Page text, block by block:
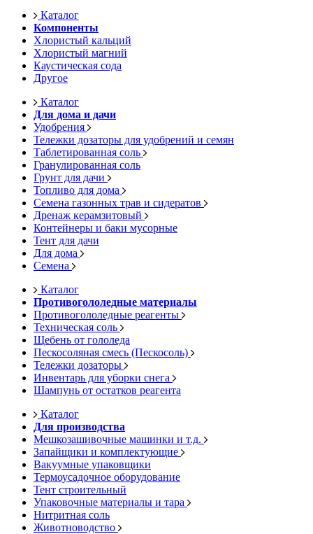
Каталог
Компоненты
Хлористый кальций
Хлористый магний
Каустическая сода
Другое
Каталог
Для дома и дачи
Удобрения
Тележки дозаторы для удобрений и семян
Таблетированная соль
Гранулированная соль
Грунт для дачи
Топливо для дома
Семена газонных трав и сидератов
Дренаж керамзитовый
Контейнеры и баки мусорные
Тент для дачи
Для дома
Семена
Каталог
Противогололедные материалы
Противогололедные реагенты
Техническая соль
Щебень от гололеда
Пескосоляная смесь (Пескосоль)
Тележки дозаторы
Инвентарь для уборки снега
Шампунь от остатков реагента
Каталог
Для производства
Мешкозашивочные машинки и т.д.
Запайщики и комплектующие
Вакуумные упаковщики
Термоусадочное оборудование
Тент строительный
Упаковочные материалы и тара
Нитритная соль
Животноводство